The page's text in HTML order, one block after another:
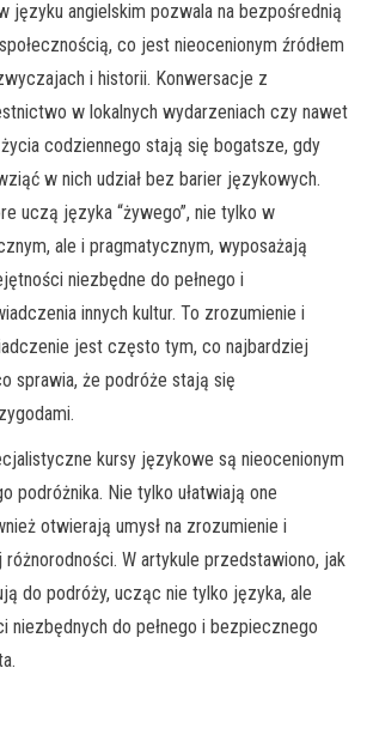
języku angielskim pozwala na bezpośrednią
co jest nieocenionym źródłem
i historii. Konwersacje z
w lokalnych wydarzeniach czy nawet
codziennego stają się bogatsze, gdy
w nich udział bez barier językowych.
uczą języka “żywego”, nie tylko w
ale i pragmatycznym, wyposażają
niezbędne do pełnego i
innych kultur. To zrozumienie i
jest często tym, co najbardziej
sprawia, że podróże stają się
kursy językowe są nieocenionym
podróżnika. Nie tylko ułatwiają one
otwierają umysł na zrozumienie i
W artykule przedstawiono, jak
do podróży, ucząc nie tylko języka, ale
niezbędnych do pełnego i bezpiecznego